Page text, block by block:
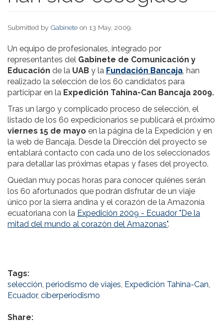
Submitted by Gabinete on 13 May, 2009.
Un equipo de profesionales, integrado por
representantes del Gabinete de Comunicación y
Educación de la UAB y la Fundación Bancaja, han
realizado la selección de los 60 candidatos para
participar en la Expedición Tahina-Can Bancaja 2009.
Tras un largo y complicado proceso de selección, el
listado de los 60 expedicionarios se publicará el próximo
viernes 15 de mayo en la página de la Expedición y en
la web de Bancaja. Desde la Dirección del proyecto se
entablará contacto con cada uno de los seleccionados
para detallar las próximas etapas y fases del proyecto.
Quedan muy pocas horas para conocer quiénes serán
los 60 afortunados que podrán disfrutar de un viaje
único por la sierra andina y el corazón de la Amazonía
ecuatoriana con la Expedición 2009 - Ecuador "De la
mitad del mundo al corazón del Amazonas".
Tags:
selección, periodismo de viajes, Expedición Tahina-Can,
Ecuador, ciberperiodismo
Share: